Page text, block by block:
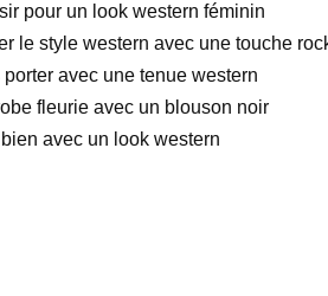
pour un look western féminin
le style western avec une touche
avec une tenue western
fleurie avec un blouson noir
avec un look western